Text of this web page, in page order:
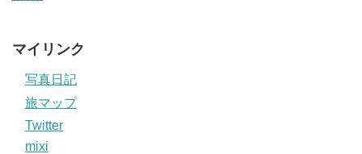
マイリンク
写真日記
旅マップ
Twitter
mixi